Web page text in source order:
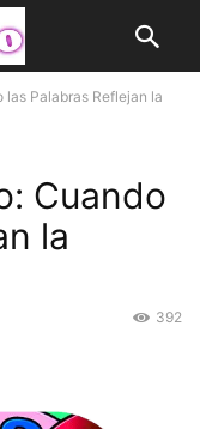
las Palabras Reflejan la
Cuando
la
392